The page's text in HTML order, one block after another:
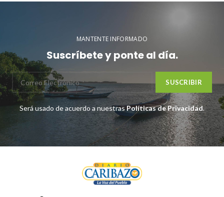
MANTENTE INFORMADO
Suscríbete y ponte al día.
Será usado de acuerdo a nuestrasPolíticas de Privacidad.